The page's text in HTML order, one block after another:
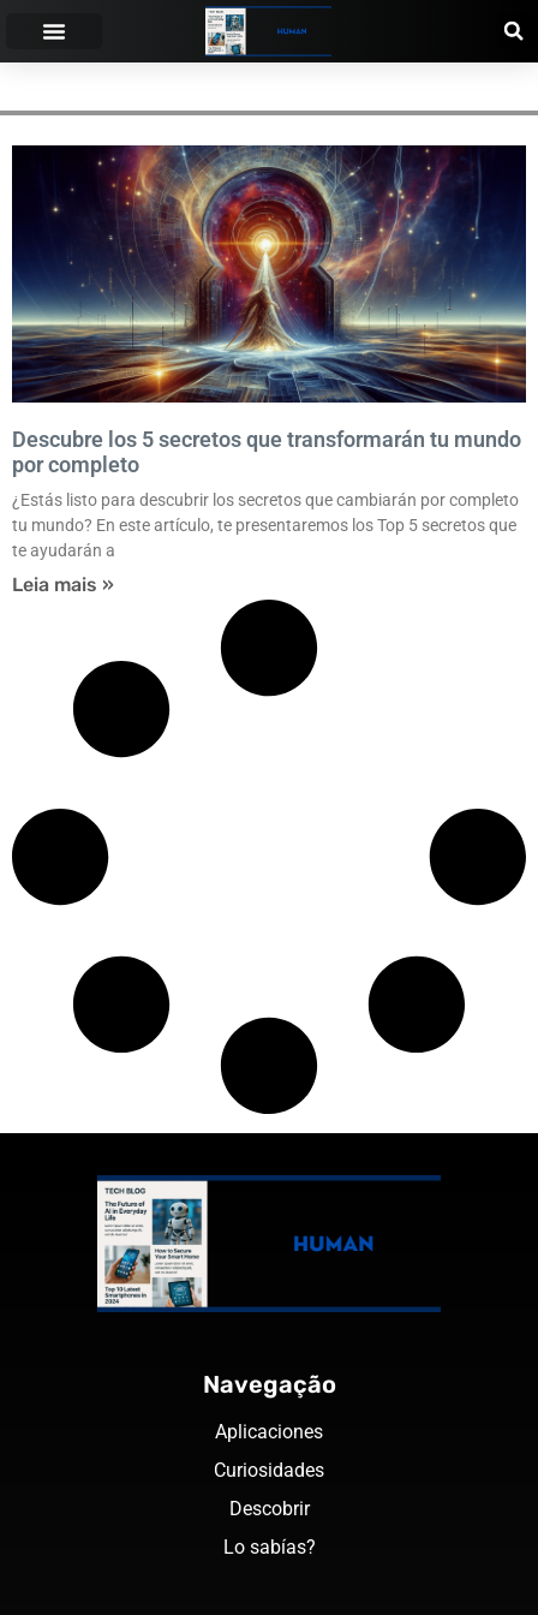
Descubre los 5 secretos que transformarán tu mundo
por completo
¿Estás listo para descubrir los secretos que cambiarán por completo
tu mundo? En este artículo, te presentaremos los Top 5 secretos que
te ayudarán a
Leia mais »
Navegação
Aplicaciones
Curiosidades
Descobrir
Lo sabías?